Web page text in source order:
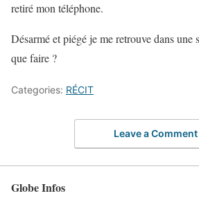
retiré mon téléphone.
Désarmé et piégé je me retrouve dans
que faire ?
Categories: RÉCIT
Leave a Comment
Globe Infos